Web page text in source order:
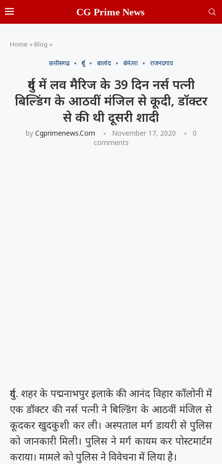
CG Prime News
Home » Blog »
छत्तीसगढ़ दुर्ग बालोद बेमेतरा राजनंदगांव
दुर्ग में लव मैरिज के 39 दिन नर्स पत्नी
बिल्डिंग के आठवीं मंजिल से कूदी, डॉक्टर
से की थी दूसरी शादी
by Cgprimenews.com November 17, 2020
0
comments
दुर्ग. शहर के पद्मनाभपुर इलाके की आनंद विहार कॉलोनी में
एक डॉक्टर की नर्स पत्नी ने बिल्डिंग के आठवीं मंजिल से
कूदकर खुदकुशी कर ली। अस्पताल मर्ग डायरी से पुलिस
को जानकारी मिली। पुलिस ने मर्ग कायम कर पोस्टमार्टम
कराया। मामले को पुलिस ने विवेचना में लिया है।